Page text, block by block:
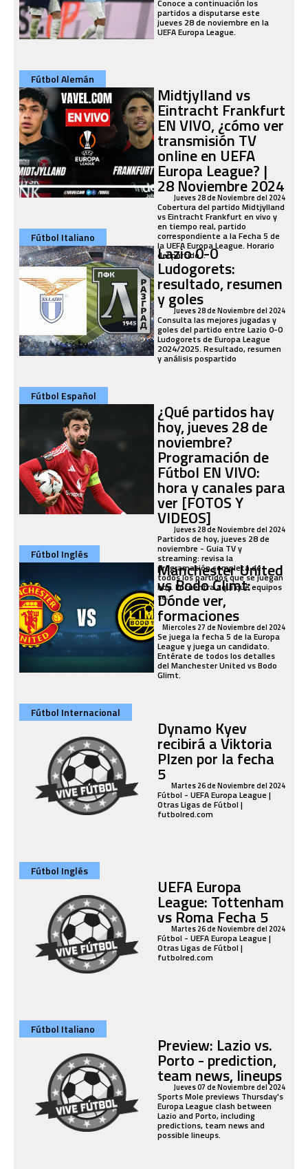
Conoce a continuación los
partidos a disputarse este
jueves 28 de noviembre en la
UEFA Europa League.
Fútbol Alemán
Midtjylland vs
Eintracht Frankfurt
EN VIVO, ¿cómo ver
transmisión TV
online en UEFA
Europa League? |
28 Noviembre 2024
Jueves 28 de Noviembre del 2024
Cobertura del partido Midtjylland
vs Eintracht Frankfurt en vivo y
en tiempo real, partido
correspondiente a la Fecha 5 de
la UEFA Europa League. Horario
del partido...
Fútbol Italiano
Lazio 0-0
Ludogorets:
resultado, resumen
y goles
Jueves 28 de Noviembre del 2024
Consulta las mejores jugadas y
goles del partido entre Lazio 0-0
Ludogorets de Europa League
2024/2025. Resultado, resumen
y análisis pospartido
Fútbol Español
¿Qué partidos hay
hoy, jueves 28 de
noviembre?
Programación de
Fútbol EN VIVO:
hora y canales para
ver [FOTOS Y
VIDEOS]
Jueves 28 de Noviembre del 2024
Partidos de hoy, jueves 28 de
noviembre - Guia TV y
streaming: revisa la
programación completa de
todos los partidos que se juegan
hoy. Encuentra aquí qué equipos
se...
Fútbol Inglés
Manchester United
vs Bodo Glimt:
Dónde ver,
formaciones
Miercoles 27 de Noviembre del 2024
Se juega la fecha 5 de la Europa
League y juega un candidato.
Entérate de todos los detalles
del Manchester United vs Bodo
Glimt.
Fútbol Internacional
Dynamo Kyev
recibirá a Viktoria
Plzen por la fecha
5 Martes 26 de Noviembre del 2024
Fútbol - UEFA Europa League |
Otras Ligas de Fútbol |
futbolred.com
Fútbol Inglés
UEFA Europa
League: Tottenham
vs Roma Fecha 5
Martes 26 de Noviembre del 2024
Fútbol - UEFA Europa League |
Otras Ligas de Fútbol |
futbolred.com
Fútbol Italiano
Preview: Lazio vs.
Porto - prediction,
team news, lineups
Jueves 07 de Noviembre del 2024
Sports Mole previews Thursday's
Europa League clash between
Lazio and Porto, including
predictions, team news and
possible lineups.